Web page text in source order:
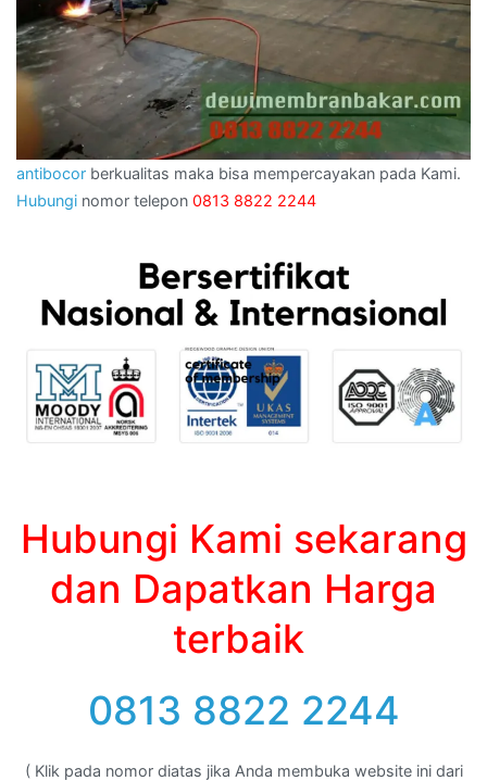
antibocor berkualitas maka bisa mempercayakan pada Kami.
Hubungi nomor telepon 0813 8822 2244
Hubungi Kami sekarang
dan Dapatkan Harga
terbaik
0813 8822 2244
( Klik pada nomor diatas jika Anda membuka website ini dari